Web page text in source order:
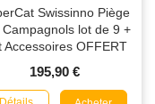
Swissinno Piège
Campagnols lot de 9 +
Accessoires OFFERT
195,90 €